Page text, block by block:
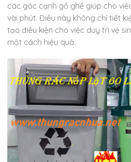
các góc cạnh gồ ghề giúp cho
vài phút. Điều này không chỉ tiết
tạo điều kiện cho việc duy trì vệ
một cách hiệu quả.